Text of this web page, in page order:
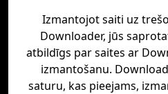
Izmantojot saiti uz
Downloader, jūs
atbildīgs par saites ar
izmantošanu.
saturu, kas pieejams,